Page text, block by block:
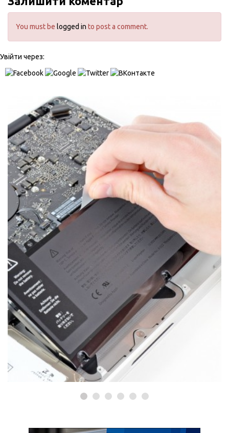
You must be logged in to post a comment.
Увійти через:
РЕМОНТ MACBOOK
Коли потрібна заміна батареї
MacBook?